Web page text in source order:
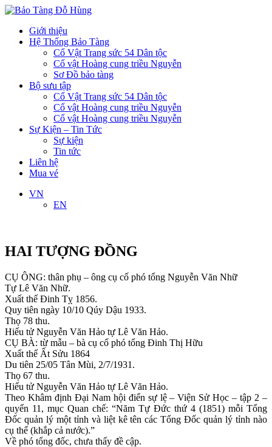
Giới thiệu
Hệ Thống Bảo Tàng
Cổ Vật Trang sức 54 Dân tộc
Cổ vật Hoàng cung triều Nguyễn
Sơ Đồ bảo tàng
Bộ sưu tập
Cổ Vật Trang sức 54 Dân tộc
Cổ vật Hoàng cung triều Nguyễn
Cổ vật Hoàng cung triều Nguyễn
Sự Kiện – Tin Tức
Sự kiện
Tin tức
Liên hệ
Mua vé
VN
EN
HAI TƯỢNG ĐỒNG
CỤ ÔNG: thân phụ – ông cụ cố phó tổng Nguyễn Văn Nhữ
Tự Lê Văn Nhữ.
Xuất thế Đinh Tỵ 1856.
Quy tiên ngày 10/10 Qúy Dậu 1933.
Thọ 78 thu.
Hiếu tử Nguyễn Văn Hảo tự Lê Văn Hảo.
CỤ BÀ: từ mẫu – bà cụ cố phó tổng Đinh Thị Hữu
Xuất thế Ất Sửu 1864
Du tiên 25/05 Tân Mùi, 2/7/1931.
Thọ 67 thu.
Hiếu tử Nguyễn Văn Hảo tự Lê Văn Hảo.
Theo Khâm định Đại Nam hội điển sự lệ – Viện Sử Học – tập 2 –
quyển 11, mục Quan chế: “Năm Tự Đức thứ 4 (1851) mỗi Tổng
Đốc quản lý một tỉnh và liệt kê tên các Tổng Đốc quản lý tỉnh nào
cụ thể (khắp cả nước).”
Về phó tổng đốc, chưa thấy đề cập.